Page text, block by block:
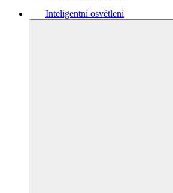
Inteligentní osvětlení